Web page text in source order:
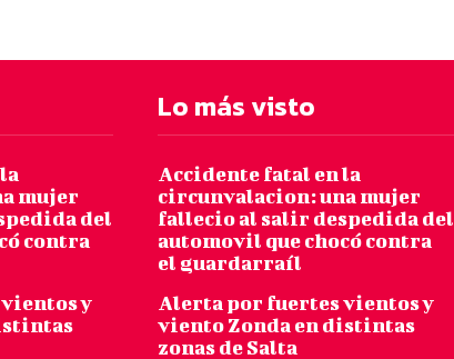
mujer
del
contra
y
Lo más visto
Accidente fatal en la
circunvalacion: una mujer
fallecio al salir despedida del
automovil que chocó contra
el guardarraíl
Alerta por fuertes vientos y
viento Zonda en distintas
zonas de Salta